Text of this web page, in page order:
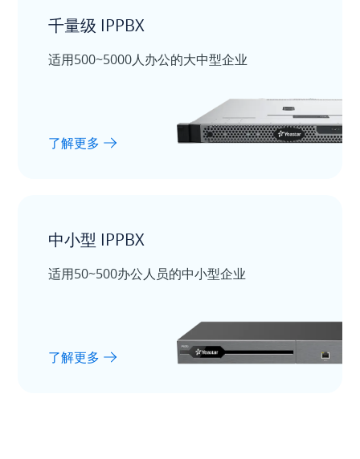
千量级 IPPBX
适用500~5000人办公的大中型企业
了解更多
中小型 IPPBX
适用50~500办公人员的中小型企业
了解更多